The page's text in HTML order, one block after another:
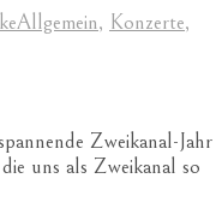
Allgemein, Konzerte,
Zweikanal-Jahr
uns als Zweikanal so